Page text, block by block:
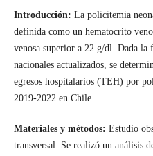
Introducción: La policitemia
definida como un hematocrito
venosa superior a 22 g/dl. Dada la
nacionales actualizados, se
egresos hospitalarios (TEH) por
2019-2022 en Chile.
Materiales y métodos: Estudio
transversal. Se realizó un análisis